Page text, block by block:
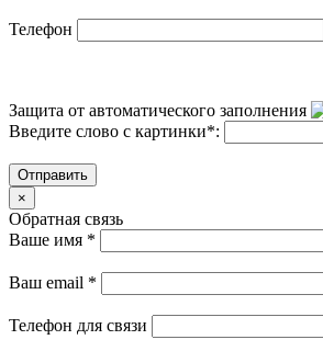
Телефон
Защита от автоматического заполнения
Введите слово с картинки*:
Отправить
×
Обратная связь
Ваше имя *
Ваш email *
Телефон для связи